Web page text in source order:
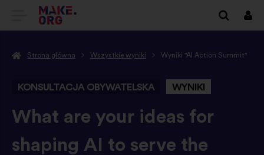
IDŹ
STRONY
GŁÓWNEJ
MAKE.ORG
się
Strona główna Wszystkie wyniki Wyniki "AI Action Summit"
KONSULTACJA OBYWATELSKA WYNIKI
-
What are your ideas for
shaping AI to serve the